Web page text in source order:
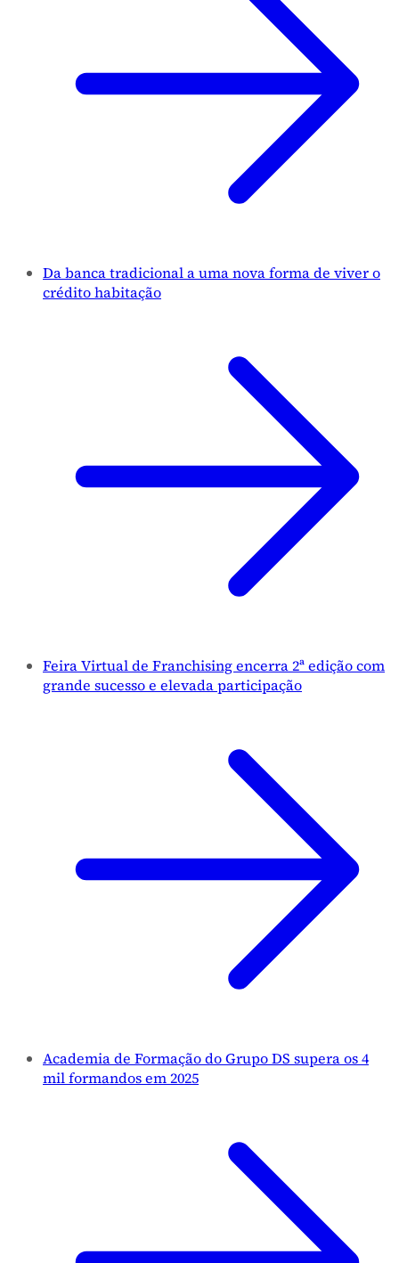
Da banca tradicional a uma nova forma de viver o
crédito habitação
Feira Virtual de Franchising encerra 2ª edição com
grande sucesso e elevada participação
Academia de Formação do Grupo DS supera os 4
mil formandos em 2025